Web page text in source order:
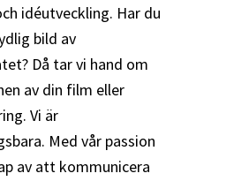
idéutveckling. Har du
bild av
Då tar vi hand om
av din film eller
Vi är
Med vår passion
av att kommunicera